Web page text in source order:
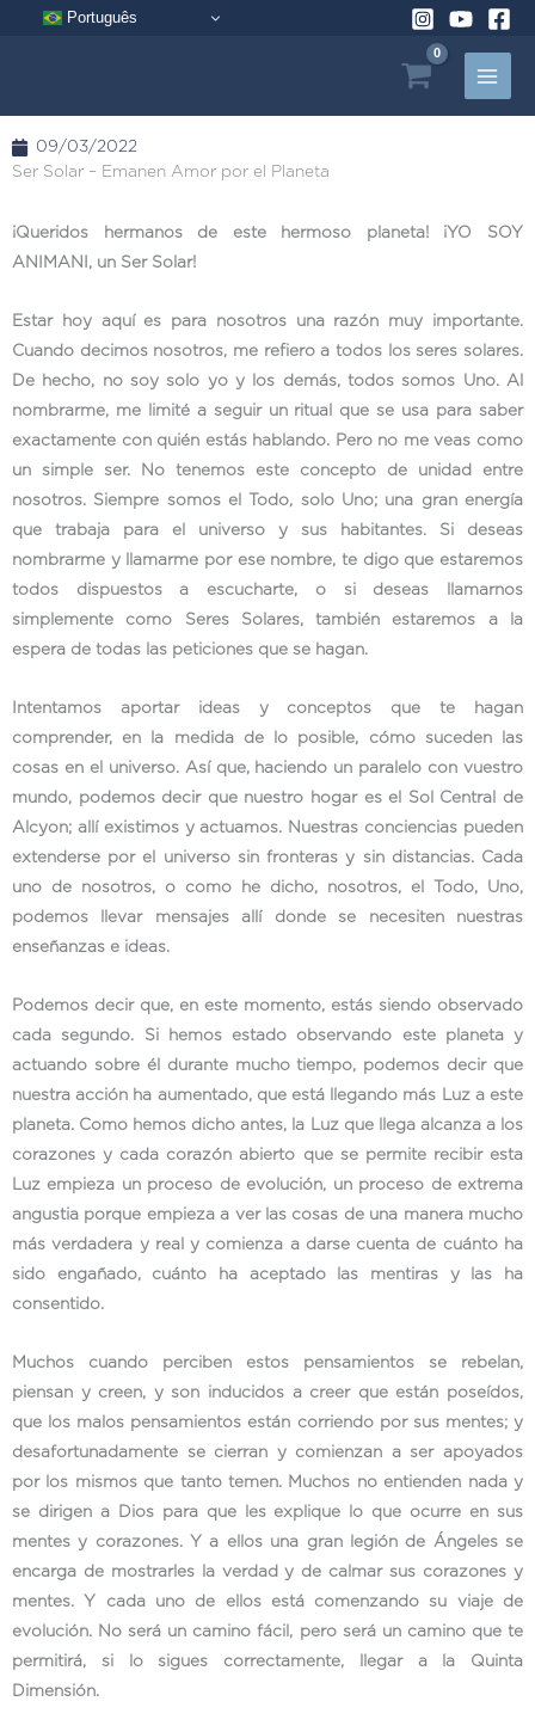
Português
09/03/2022
Ser Solar – Emanen Amor por el Planeta
¡Queridos hermanos de este hermoso planeta! ¡YO SOY
ANIMANI, un Ser Solar!
Estar hoy aquí es para nosotros una razón muy importante.
Cuando decimos nosotros, me refiero a todos los seres solares.
De hecho, no soy solo yo y los demás, todos somos Uno. Al
nombrarme, me limité a seguir un ritual que se usa para saber
exactamente con quién estás hablando. Pero no me veas como
un simple ser. No tenemos este concepto de unidad entre
nosotros. Siempre somos el Todo, solo Uno; una gran energía
que trabaja para el universo y sus habitantes. Si deseas
nombrarme y llamarme por ese nombre, te digo que estaremos
todos dispuestos a escucharte, o si deseas llamarnos
simplemente como Seres Solares, también estaremos a la
espera de todas las peticiones que se hagan.
Intentamos aportar ideas y conceptos que te hagan
comprender, en la medida de lo posible, cómo suceden las
cosas en el universo. Así que, haciendo un paralelo con vuestro
mundo, podemos decir que nuestro hogar es el Sol Central de
Alcyon; allí existimos y actuamos. Nuestras conciencias pueden
extenderse por el universo sin fronteras y sin distancias. Cada
uno de nosotros, o como he dicho, nosotros, el Todo, Uno,
podemos llevar mensajes allí donde se necesiten nuestras
enseñanzas e ideas.
Podemos decir que, en este momento, estás siendo observado
cada segundo. Si hemos estado observando este planeta y
actuando sobre él durante mucho tiempo, podemos decir que
nuestra acción ha aumentado, que está llegando más Luz a este
planeta. Como hemos dicho antes, la Luz que llega alcanza a los
corazones y cada corazón abierto que se permite recibir esta
Luz empieza un proceso de evolución, un proceso de extrema
angustia porque empieza a ver las cosas de una manera mucho
más verdadera y real y comienza a darse cuenta de cuánto ha
sido engañado, cuánto ha aceptado las mentiras y las ha
consentido.
Muchos cuando perciben estos pensamientos se rebelan,
piensan y creen, y son inducidos a creer que están poseídos,
que los malos pensamientos están corriendo por sus mentes; y
desafortunadamente se cierran y comienzan a ser apoyados
por los mismos que tanto temen. Muchos no entienden nada y
se dirigen a Dios para que les explique lo que ocurre en sus
mentes y corazones. Y a ellos una gran legión de Ángeles se
encarga de mostrarles la verdad y de calmar sus corazones y
mentes. Y cada uno de ellos está comenzando su viaje de
evolución. No será un camino fácil, pero será un camino que te
permitirá, si lo sigues correctamente, llegar a la Quinta
Dimensión.